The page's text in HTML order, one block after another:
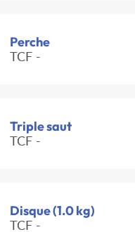
Perche
TCF -
Triple saut
TCF -
Disque (1.0 kg)
TCF -